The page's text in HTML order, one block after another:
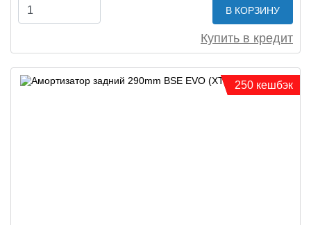
В КОРЗИНУ
Купить в кредит
250 кешбэк